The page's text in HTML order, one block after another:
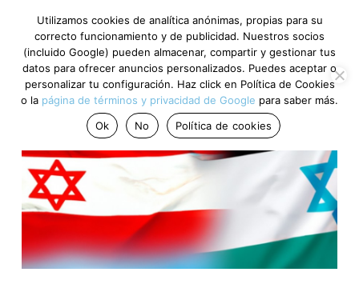
Utilizamos cookies de analítica anónimas, propias para su
correcto funcionamiento y de publicidad. Nuestros socios
(incluido Google) pueden almacenar, compartir y gestionar tus
datos para ofrecer anuncios personalizados. Puedes aceptar o
personalizar tu configuración. Haz click en Política de Cookies
o la página de términos y privacidad de Google para saber más.
Ok
No Política de cookies